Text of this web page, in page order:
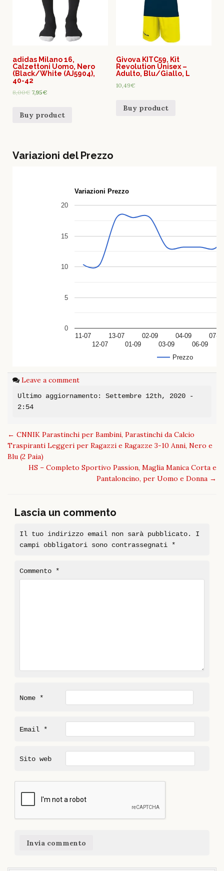
adidas Milano 16,
Calzettoni Uomo, Nero
(Black/White (AJ5904),
40-42
8,00€ 7,95€
Buy product
Givova KITC59, Kit
Revolution Unisex –
Adulto, Blu/Giallo, L
10,49€
Buy product
Variazioni del Prezzo
Variazioni Prezzo
Prezzo
11-07
12-07
13-07
01-09
02-09
03-09
04-09
06-09
07-
0
5
10
15
20
Leave a comment
Ultimo aggiornamento: Settembre 12th, 2020 -
2:54
Post
navigation
← CNNIK Parastinchi per Bambini, Parastinchi da Calcio
Traspiranti Leggeri per Ragazzi e Ragazze 3-10 Anni, Nero e
Blu (2 Paia)
HS – Completo Sportivo Passion, Maglia Manica Corta e
Pantaloncino, per Uomo e Donna →
Lascia un commento
Il tuo indirizzo email non sarà pubblicato.
I
campi obbligatori sono contrassegnati *
Commento *
Nome *
Email *
Sito web